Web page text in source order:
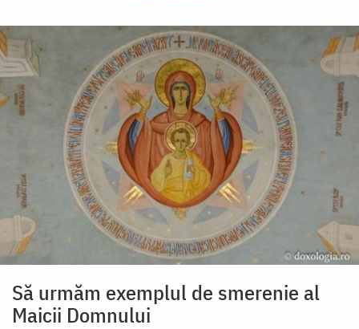
Să urmăm exemplul de smerenie al
Maicii Domnului